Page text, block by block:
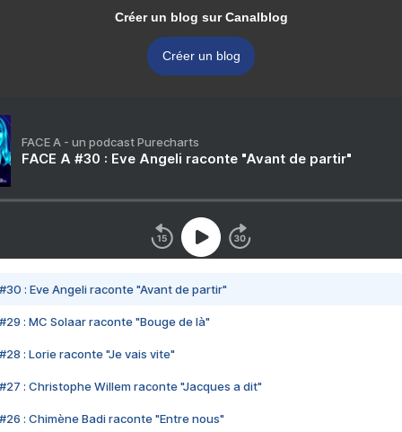
Créer un blog sur Canalblog
Créer un blog
FACE A - un podcast Purecharts
FACE A #30 : Eve Angeli raconte "Avant de partir"
#30 : Eve Angeli raconte "Avant de partir"
#29 : MC Solaar raconte "Bouge de là"
#28 : Lorie raconte "Je vais vite"
#27 : Christophe Willem raconte "Jacques a dit"
#26 : Chimène Badi raconte "Entre nous"